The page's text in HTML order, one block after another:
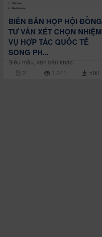
BIÊN BẢN HỌP HỘI ĐỒNG
TƯ VẤN XÉT CHỌN NHIỆM
VỤ HỢP TÁC QUỐC TẾ
SONG PH...
Biểu mẫu, văn bản khác
2
1.241 500